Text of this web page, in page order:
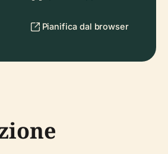
Pianifica dal browser